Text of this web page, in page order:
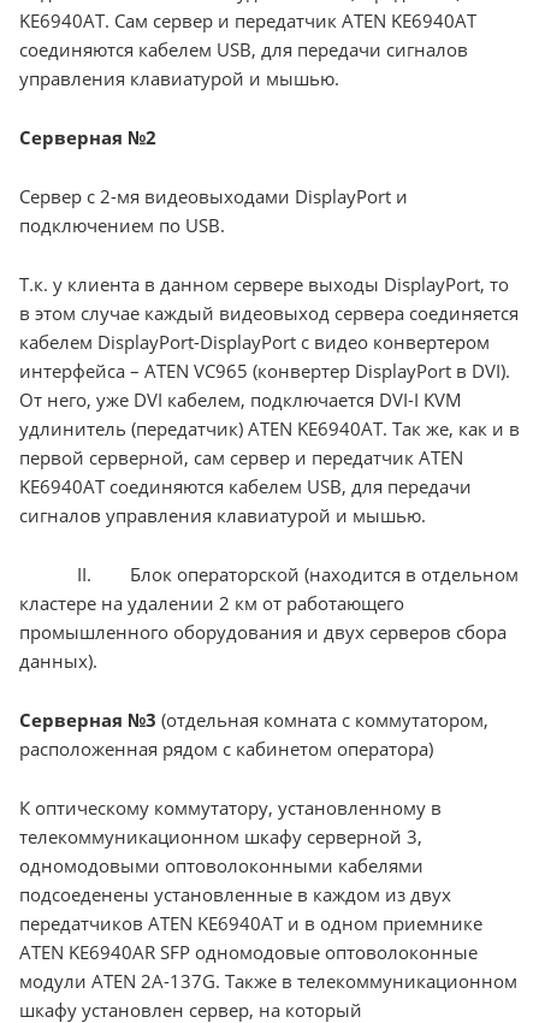
KE6940AT. Сам сервер и передатчик ATEN KE6940AT
соединяются кабелем USB, для передачи сигналов
управления клавиатурой и мышью.
Серверная №2
Сервер с 2-мя видеовыходами DisplayPort и
подключением по USB.
Т.к. у клиента в данном сервере выходы DisplayPort, то
в этом случае каждый видеовыход сервера соединяется
кабелем DisplayPort-DisplayPort с видео конвертером
интерфейса – ATEN VC965 (конвертер DisplayPort в DVI).
От него, уже DVI кабелем, подключается DVI-I KVM
удлинитель (передатчик) ATEN KE6940AT. Так же, как и в
первой серверной, сам сервер и передатчик ATEN
KE6940AT соединяются кабелем USB, для передачи
сигналов управления клавиатурой и мышью.
II. Блок операторской (находится в отдельном
кластере на удалении 2 км от работающего
промышленного оборудования и двух серверов сбора
данных).
Серверная №3 (отдельная комната с коммутатором,
расположенная рядом с кабинетом оператора)
К оптическому коммутатору, установленному в
телекоммуникационном шкафу серверной 3,
одномодовыми оптоволоконными кабелями
подсоеденены установленные в каждом из двух
передатчиков ATEN KE6940AT и в одном приемнике
ATEN KE6940AR SFP одномодовые оптоволоконные
модули ATEN 2A-137G. Также в телекоммуникационном
шкафу установлен сервер, на который